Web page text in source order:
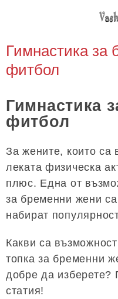
Гимнастика за
фитбол
Гимнастика
фитбол
За жените, които са
леката физическа
плюс. Една от
за бременни жени
набират
Какви са
топка за бременни
добре да изберете?
статия!